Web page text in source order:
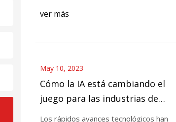
ver más
May 10, 2023
Cómo la IA está cambiando el
juego para las industrias de
impresión 3D
Los rápidos avances tecnológicos han